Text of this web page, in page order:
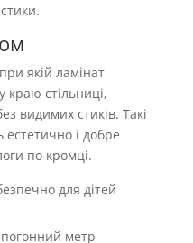
якій ламінат
краю стільниці,
видимих стиків. Такі
естетично і добре
по кромці.
для дітей
метр